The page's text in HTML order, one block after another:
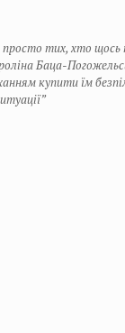
просто тих, хто
Баца-
купити їм